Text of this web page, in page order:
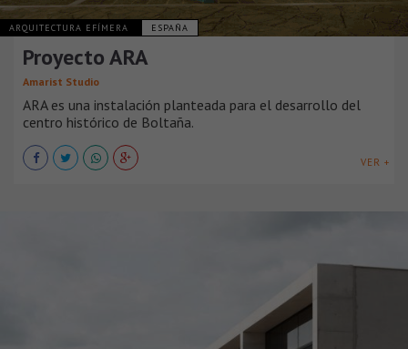
ARQUITECTURA EFÍMERA ESPAÑA
Proyecto ARA
Amarist Studio
ARA es una instalación planteada para el desarrollo del
centro histórico de Boltaña.
VER +